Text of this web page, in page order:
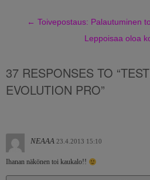
← Toivepostaus: Palautuminen
Leppoisaa oloa
37 RESPONSES TO
EVOLUTION PRO”
NEAAA 23.4.2013 15:10
Ihanan näkönen toi kaukalo!!